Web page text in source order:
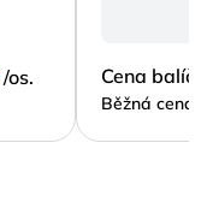
/os. Cena
Běžná cena: